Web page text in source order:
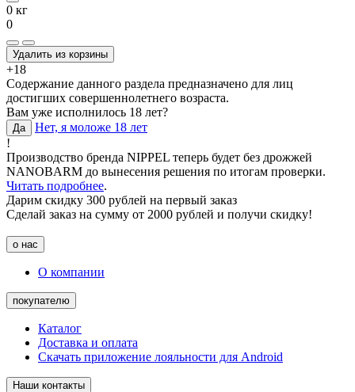
0 кг
0
Удалить из корзины
+18
Содержание данного раздела предназначено для лиц
достигших совершеннолетнего возраста.
Вам уже исполнилось 18 лет?
Да
Нет, я моложе 18 лет
!
Производство бренда NIPPEL теперь будет без дрожжей
NANOBARM до вынесения решения по итогам проверки.
Читать подробнее.
Дарим скидку 300 рублей на первый заказ
Сделай заказ на сумму от 2000 рублей и получи скидку!
о нас
О компании
покупателю
Каталог
Доставка и оплата
Скачать приложение лояльности для Android
Наши контакты